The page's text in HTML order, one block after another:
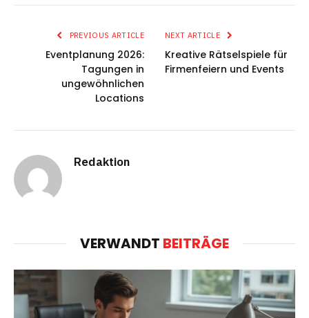
PREVIOUS ARTICLE
Eventplanung 2026:
Tagungen in
ungewöhnlichen
Locations
NEXT ARTICLE
Kreative Rätselspiele für
Firmenfeiern und Events
Redaktion
VERWANDT BEITRÄGE